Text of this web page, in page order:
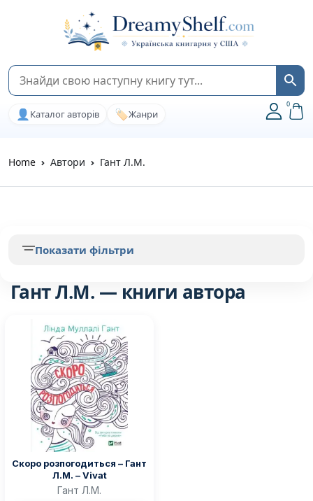
👤 Каталог авторів 🏷️Жанри
0
Home Автори Гант Л.М.
Гант Л.М. — книги автора
Скоро розпогодиться – Гант
Л.М. – Vivat
Гант Л.М.
Показати фільтри